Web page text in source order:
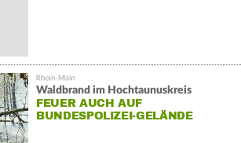
Waldbrand im Hochtaunuskreis
FEUER AUCH AUF
BUNDESPOLIZEI-GELÄNDE